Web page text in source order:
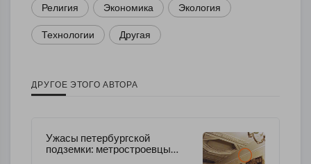
Религия Экономика Экология
Технологии Другая
ДРУГОЕ ЭТОГО АВТОРА
Ужасы петербургской
подземки: метростроевцы